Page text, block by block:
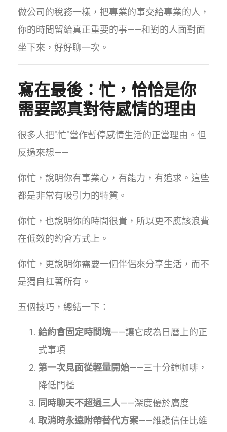
做公司的稅務一樣，把專業的事交給專業的人，
你的時間留給真正重要的事——和對的人面對面
坐下來，好好聊一次。
寫在最後：忙，恰恰是你
需要認真對待感情的理由
很多人把"忙"當作暫停感情生活的正當理由。但
反過來想——
你忙，說明你有事業心，有能力，有追求。這些
都是非常有吸引力的特質。
你忙，也說明你的時間很貴，所以更不應該浪費
在低效的約會方式上。
你忙，更說明你需要一個伴侶來分享生活，而不
是獨自扛著所有。
五個技巧，總結一下：
給約會固定時間塊——讓它成為日曆上的正
式事項
第一次見面從輕量開始——三十分鐘咖啡，
降低門檻
同時聊天不超過三人——深度優於廣度
取消時永遠附帶替代方案——維護信任比維